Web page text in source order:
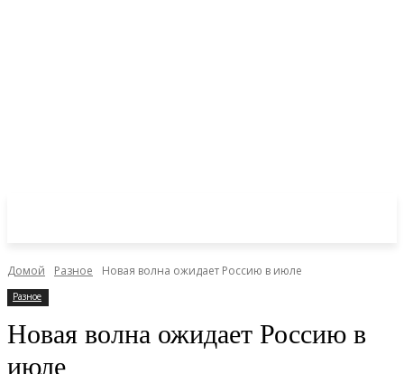
Домой Разное Новая волна ожидает Россию в июле
Разное
Новая волна ожидает Россию в
июле